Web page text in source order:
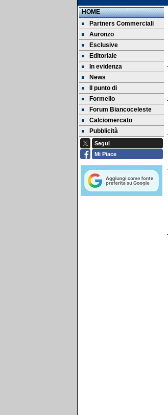
HOME
Partners Commerciali
Auronzo
Esclusive
Editoriale
In evidenza
News
Il punto di
Formello
Forum Biancoceleste
Calciomercato
Pubblicità
Segui
Mi Piace